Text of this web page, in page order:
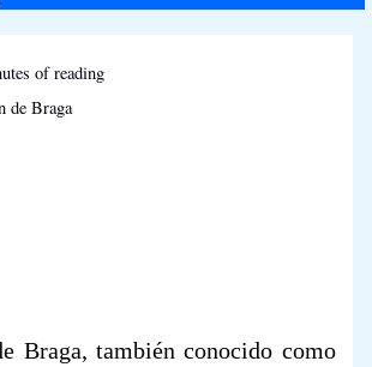
of reading
de Braga
Braga, también conocido como